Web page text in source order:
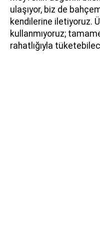
ulaşıyor, biz de
kendilerine iletiyoruz.
kullanmıyoruz;
rahatlığıyla